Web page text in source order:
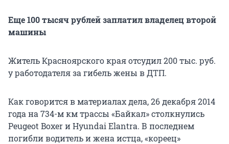
Еще 100 тысяч рублей заплатил владелец второй
машины
Житель Красноярского края отсудил 200 тыс. руб.
у работодателя за гибель жены в ДТП.
Как говорится в материалах дела, 26 декабря 2014
года на 734-м км трассы «Байкал» столкнулись
Peugeot Boxer и Hyundai Elantra. В последнем
погибли водитель и жена истца, «кореец»